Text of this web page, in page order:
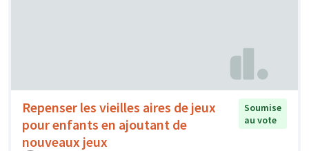
Repenser les vieilles aires de jeux
pour enfants en ajoutant de
nouveaux jeux
Soumise
au vote